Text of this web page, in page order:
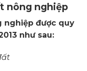
nông nghiệp
nghiệp được quy
như sau: